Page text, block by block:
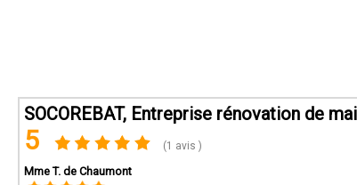
SOCOREBAT, Entreprise rénovation de
5 (1 avis )
Mme T. de Chaumont